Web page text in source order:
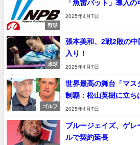
野球
「魚雷バット」導入
2025年4月7日
卓球
張本美和、2戦2敗の
入り！
2025年4月7日
ゴルフ
世界最高の舞台「マス
制覇：松山英樹に立ち
2025年4月7日
ブルージェイズ、ゲレ
ルで契約延長